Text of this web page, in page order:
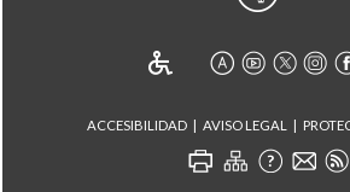
ACCESIBILIDAD AVISO LEGAL